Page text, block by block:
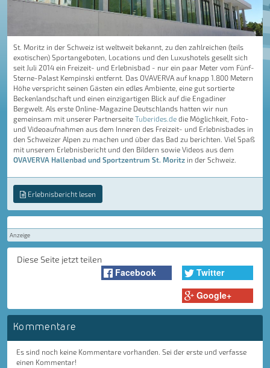
St. Moritz in der Schweiz ist weltweit bekannt, zu den zahlreichen (teils
exotischen) Sportangeboten, Locations und den Luxushotels gesellt sich
seit Juli 2014 ein Freizeit- und Erlebnisbad - nur ein paar Meter vom Fünf-
Sterne-Palast Kempinski entfernt. Das OVAVERVA auf knapp 1.800 Metern
Höhe verspricht seinen Gästen ein edles Ambiente, eine gut sortierte
Beckenlandschaft und einen einzigartigen Blick auf die Engadiner
Bergwelt. Als erste Online-Magazine Deutschlands hatten wir nun
gemeinsam mit unserer Partnerseite Tuberides.de die Möglichkeit, Foto-
und Videoaufnahmen aus dem Inneren des Freizeit- und Erlebnisbades in
den Schweizer Alpen zu machen und über das Bad zu berichten. Viel Spaß
mit unserem Erlebnisbericht und den Bildern sowie Videos aus dem
OVAVERVA Hallenbad und Sportzentrum St. Moritz in der Schweiz.
Erlebnisbericht lesen
Anzeige
Diese Seite jetzt teilen
Facebook
Twitter
Google+
Kommentare
Es sind noch keine Kommentare vorhanden. Sei der erste und verfasse
einen Kommentar!